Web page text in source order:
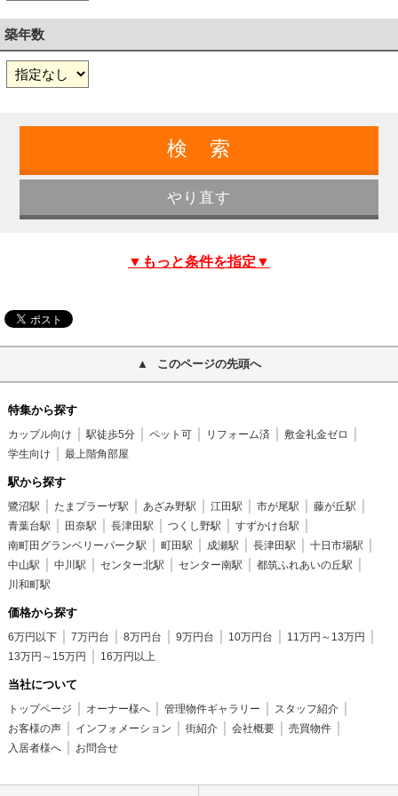
築年数
▼もっと条件を指定▼
このページの先頭へ
特集から探す
カップル向け 駅徒歩5分 ペット可 リフォーム済
敷金礼金ゼロ
学生向け
最上階角部屋
駅から探す
鷺沼駅 たまプラーザ駅 あざみ野駅 江田駅 市が尾駅
藤が丘駅
青葉台駅
田奈駅 長津田駅 つくし野駅
すずかけ台駅
南町田グランベリーパーク駅
町田駅 成瀬駅 長津田駅
十日市場駅
中山駅
中川駅 センター北駅 センター南駅
都筑ふれあいの丘駅
川和町駅
価格から探す
6万円以下 7万円台 8万円台 9万円台 10万円台
11万円～13万円
13万円～15万円
16万円以上
当社について
トップページ オーナー様へ 管理物件ギャラリー
スタッフ紹介
お客様の声
インフォメーション 街紹介 会社概要
売買物件
入居者様へ
お問合せ